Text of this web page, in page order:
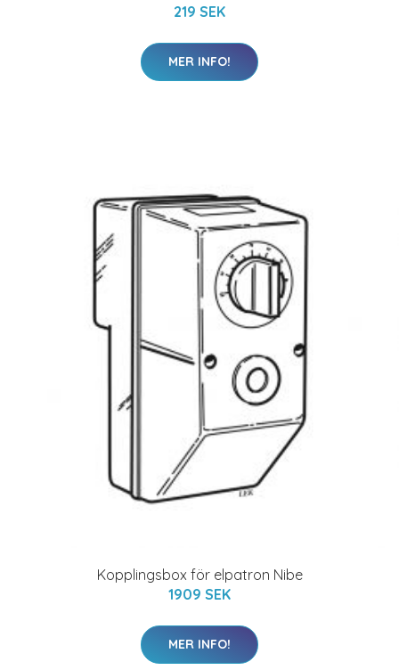
219 SEK
MER INFO!
Kopplingsbox för elpatron Nibe
1909 SEK
MER INFO!